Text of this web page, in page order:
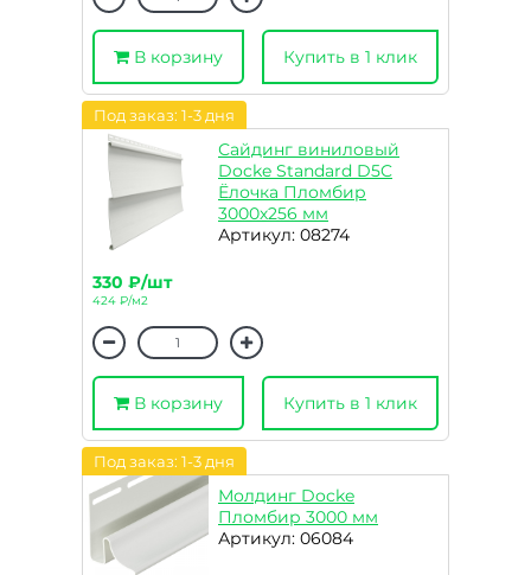
В корзину Купить в 1 клик
Под заказ: 1-3 дня
Сайдинг виниловый
Docke Standard D5C
Ёлочка Пломбир
3000х256 мм
Артикул: 08274
330 ₽/шт
424 ₽/м2
В корзину Купить в 1 клик
Под заказ: 1-3 дня
Молдинг Docke
Пломбир 3000 мм
Артикул: 06084